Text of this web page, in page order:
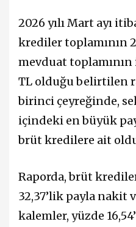
2026 yılı Mart ayı
krediler toplamının
mevduat toplamının
TL olduğu belirtilen
birinci çeyreğinde,
içindeki en büyük
brüt kredilere ait
Raporda, brüt
32,37’lik payla nakit
kalemler, yüzde